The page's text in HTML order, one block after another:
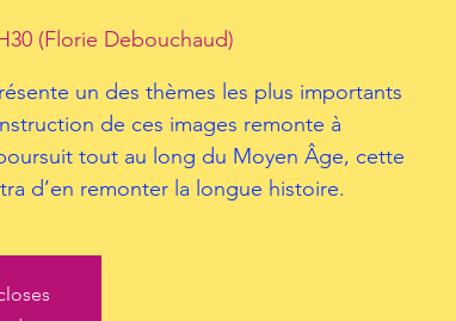
(Florie Debouchaud)
un des thèmes les plus importants
de ces images remonte à
tout au long du Moyen Âge, cette
d’en remonter la longue histoire.